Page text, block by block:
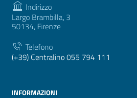
Indirizzo
Largo Brambilla, 3
50134, Firenze
Telefono
(+39) Centralino 055 794 111
INFORMAZIONI